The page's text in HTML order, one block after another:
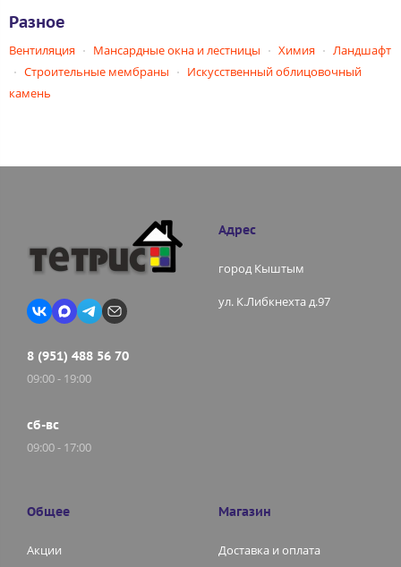
Разное
Вентиляция Мансардные окна и лестницы Химия
Ландшафт
Строительные мембраны
Искусственный облицовочный
камень
8 (951) 488 56 70
09:00 - 19:00
сб-вс
09:00 - 17:00
Адрес
город Кыштым
ул. К.Либкнехта д.97
Общее
Акции
Магазин
Доставка и оплата